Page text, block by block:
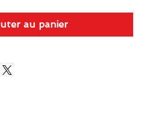
au panier